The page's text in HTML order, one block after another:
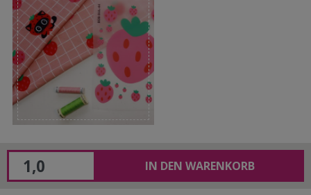
IN DEN WARENKORB